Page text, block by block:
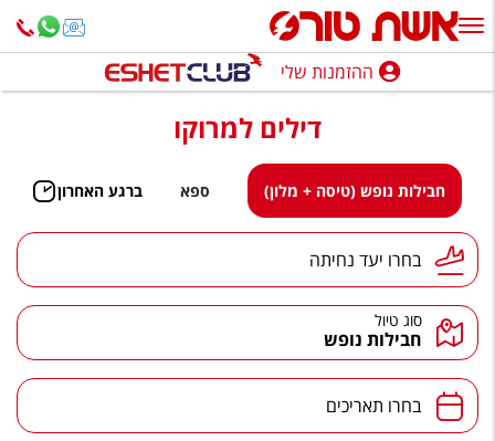
ההזמנות שלי
חופשה לפי סגנון
מלונות באילת
טיולים מאורגנים
סגנונות טיול
הרגע האחרון
ההזמנות שלי
דילים למרוקו
חבילות נופש (טיסה + מלון) ספא ברגע האחרון
יעד נחיתהבחרו יעד נחיתה
סוג טיול
חבילות נופש
תאריכים בחרו תאריכים